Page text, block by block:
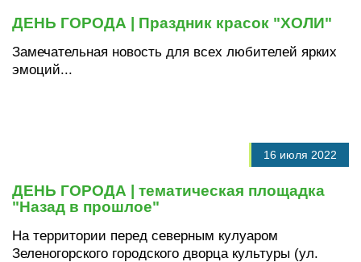
ДЕНЬ ГОРОДА | Праздник красок "ХОЛИ"
Замечательная новость для всех любителей ярких
эмоций...
16 июля 2022
ДЕНЬ ГОРОДА | тематическая площадка
"Назад в прошлое"
На территории перед северным кулуаром
Зеленогорского городского дворца культуры (ул.